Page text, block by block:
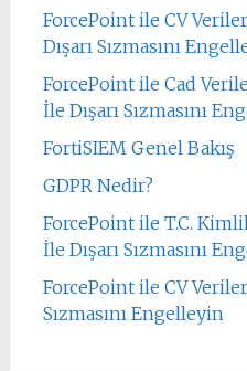
ForcePoint ile CV
Dışarı Sızmasını
ForcePoint ile Cad
İle Dışarı Sızmasını
FortiSIEM Genel Bakış
GDPR Nedir?
ForcePoint ile T.C.
İle Dışarı Sızmasını
ForcePoint ile CV
Sızmasını Engelleyin